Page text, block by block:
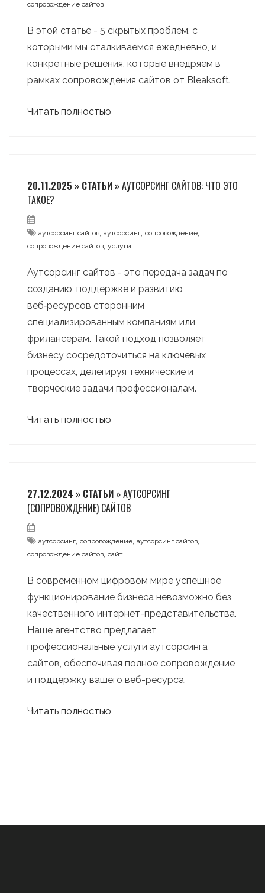
сопровождение сайтов
В этой статье - 5 скрытых проблем, с
которыми мы сталкиваемся ежедневно, и
конкретные решения, которые внедряем в
рамках сопровождения сайтов от Bleaksoft.
Читать полностью
20.11.2025 » СТАТЬИ »АУТСОРСИНГ САЙТОВ: ЧТО ЭТО
ТАКОЕ?
аутсорсинг сайтов, аутсорсинг, сопровождение,
сопровождение сайтов, услуги
Аутсорсинг сайтов - это передача задач по
созданию, поддержке и развитию
веб‑ресурсов сторонним
специализированным компаниям или
фрилансерам. Такой подход позволяет
бизнесу сосредоточиться на ключевых
процессах, делегируя технические и
творческие задачи профессионалам.
Читать полностью
27.12.2024 » СТАТЬИ »АУТСОРСИНГ
(СОПРОВОЖДЕНИЕ) САЙТОВ
аутсорсинг, сопровождение, аутсорсинг сайтов,
сопровождение сайтов, сайт
В современном цифровом мире успешное
функционирование бизнеса невозможно без
качественного интернет-представительства.
Наше агентство предлагает
профессиональные услуги аутсорсинга
сайтов, обеспечивая полное сопровождение
и поддержку вашего веб-ресурса.
Читать полностью